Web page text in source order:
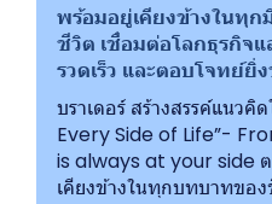
พร้อมอยู่เคียงข้างในทุก
ชีวิต เชื่อมต่อโลกธุรกิจ
รวดเร็ว และตอบโจทย์ยิ่
บราเดอร์ สร้างสรรค์แนวคิ
Every Side of Life”-
is always at your side
เคียงข้างในทุกบทบาทขอ